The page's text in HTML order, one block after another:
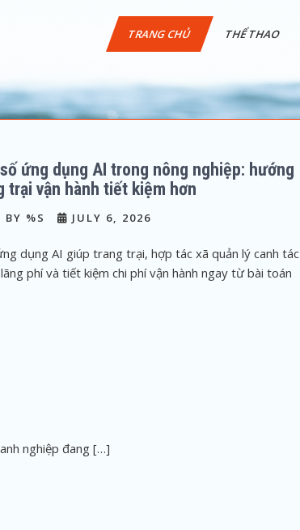
TRANG CHỦ THỂ THAO
ứng dụng AI trong nông nghiệp: hướng
trại vận hành tiết kiệm hơn
BY %S JULY 6, 2026
dụng AI giúp trang trại, hợp tác xã quản lý canh tác
phí và tiết kiệm chi phí vận hành ngay từ bài toán
nghiệp đang […]